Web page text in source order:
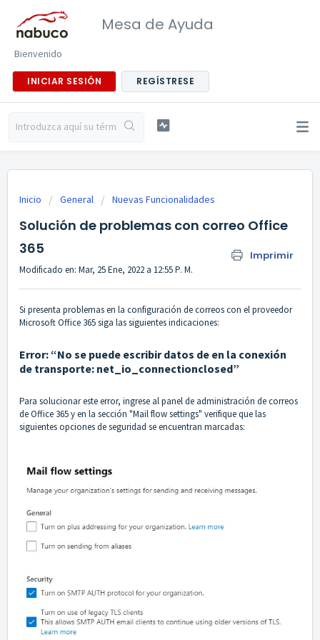
Mesa de Ayuda
Bienvenido
INICIAR SESIÓN REGÍSTRESE
Inicio General Nuevas Funcionalidades
Solución de problemas con correo Office
365
Imprimir
Modificado en: Mar, 25 Ene, 2022 a 12:55 P. M.
Si presenta problemas en la configuración de correos con el proveedor
Microsoft Office 365 siga las siguientes indicaciones:
Error: “No se puede escribir datos de en la conexión
de transporte: net_io_connectionclosed”
Para solucionar este error, ingrese al panel de administración de correos
de Office 365 y en la sección "Mail flow settings" verifique que las
siguientes opciones de seguridad se encuentran marcadas: